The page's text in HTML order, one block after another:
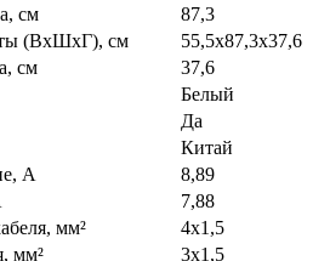
см
87,3
(ВхШхГ), см
55,5х87,3х37,6
см
37,6
Белый
Да
Китай
А
8,89
7,88
мм²
4х1,5
мм²
3х1,5